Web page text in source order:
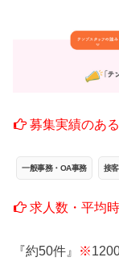
募集実績のあ
一般事務・OA事務 接
求人数・平均
『約50件』 ※